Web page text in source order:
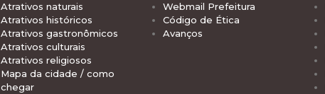
Atrativos naturais
Atrativos históricos
Atrativos gastronômicos
Atrativos culturais
Atrativos religiosos
Mapa da cidade / como
chegar
Webmail Prefeitura
Código de Ética
Avanços